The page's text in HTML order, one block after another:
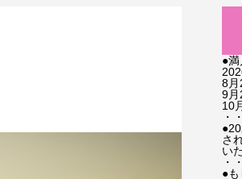
●
8月
9月
10
・
さ
い
・
●